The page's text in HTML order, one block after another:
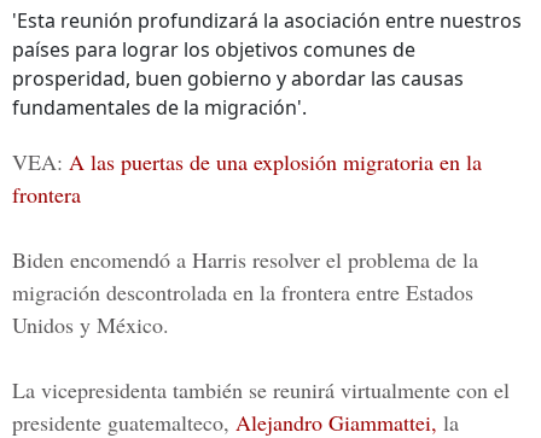
'Esta reunión profundizará la asociación entre nuestros
países para lograr los objetivos comunes de
prosperidad, buen gobierno y abordar las causas
fundamentales de la migración'.
VEA: A las puertas de una explosión migratoria en la
frontera
Biden encomendó a Harris resolver el problema de la
migración descontrolada en la frontera entre Estados
Unidos y México.
La vicepresidenta también se reunirá virtualmente con el
presidente guatemalteco, Alejandro Giammattei, la